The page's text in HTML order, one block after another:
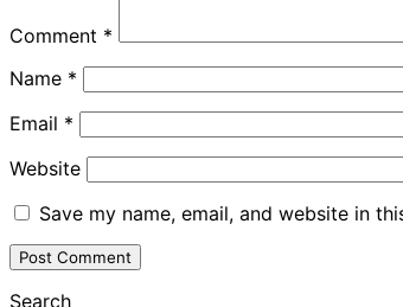
Comment *
Name *
Email *
Website
Save my name, email, and website in
Search